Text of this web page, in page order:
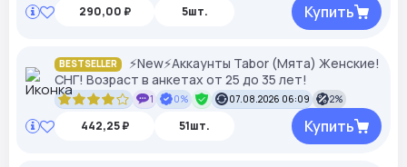
290,00 ₽ 5шт. Купить
BESTSELLER
⚡New⚡Аккаунты Tabor (Мята) Женские!
СНГ! Возраст в анкетах от 25 до 35 лет!
1 0% 07.08.2026 06:09 2%
442,25 ₽ 51шт. Купить